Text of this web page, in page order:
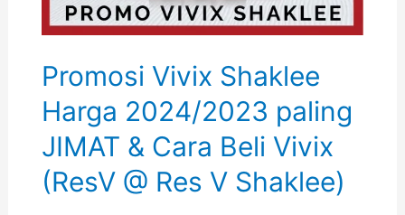
Promosi Vivix Shaklee
Harga 2024/2023 paling
JIMAT & Cara Beli Vivix
(ResV @ Res V Shaklee)